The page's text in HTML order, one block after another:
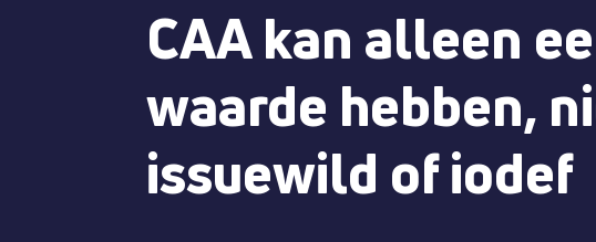
CAA kan alleen
waarde hebben,
issuewild of iodef